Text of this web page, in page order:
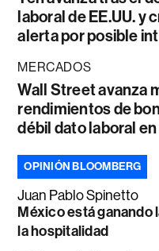
laboral de EE.UU. y
alerta por posible
MERCADOS
Wall Street avanza
rendimientos de
débil dato laboral en
OPINIÓN BLOOMBERG
Juan Pablo Spinetto
México está ganando
la hospitalidad